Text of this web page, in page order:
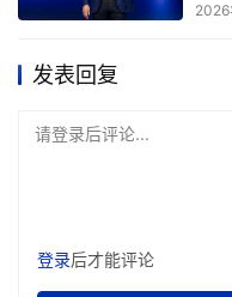
了强力支撑。
同时，华为云也基于盘
成、数据标注、模型开
发表回复
请登录后评论...
登录后才能评论